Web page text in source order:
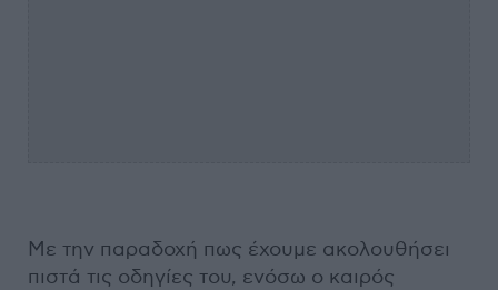
Με την παραδοχή πως έχουμε ακολουθήσει
πιστά τις οδηγίες του, ενόσω ο καιρός